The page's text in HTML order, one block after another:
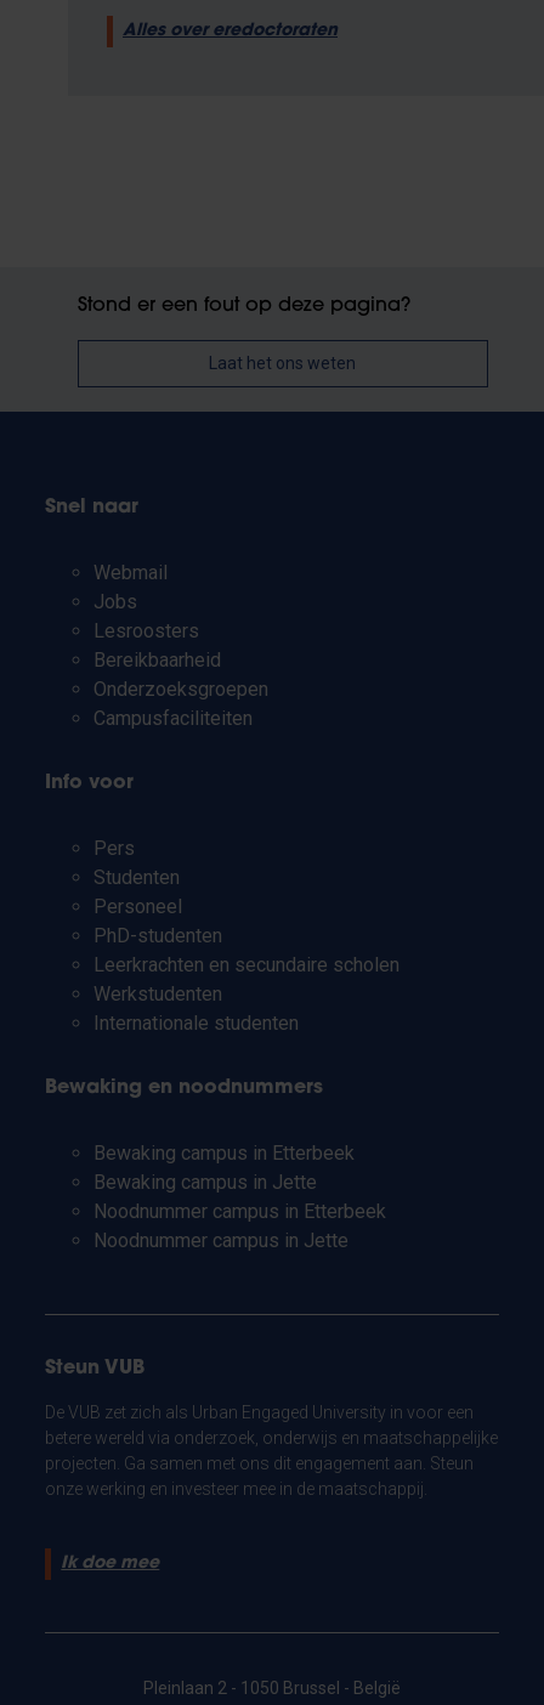
Alles over eredoctoraten
Stond er een fout op deze pagina?
Laat het ons weten
Snel naar
Webmail
Jobs
Lesroosters
Bereikbaarheid
Onderzoeksgroepen
Campusfaciliteiten
Info voor
Pers
Studenten
Personeel
PhD-studenten
Leerkrachten en secundaire scholen
Werkstudenten
Internationale studenten
Bewaking en noodnummers
Bewaking campus in Etterbeek
Bewaking campus in Jette
Noodnummer campus in Etterbeek
Noodnummer campus in Jette
Steun VUB
De VUB zet zich als Urban Engaged University in voor een
betere wereld via onderzoek, onderwijs en maatschappelijke
projecten. Ga samen met ons dit engagement aan. Steun
onze werking en investeer mee in de maatschappij.
Ik doe mee
Pleinlaan 2 - 1050 Brussel - België